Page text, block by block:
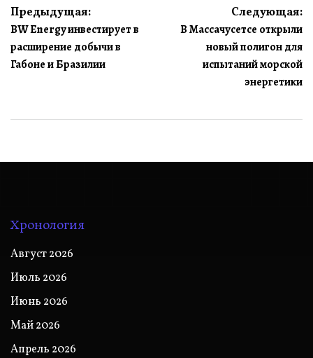
Навигация
по
записям
Предыдущая:
BW Energy инвестирует в
расширение добычи в
Габоне и Бразилии
Следующая:
В Массачусетсе открыли
новый полигон для
испытаний морской
энергетики
Хронология
Август 2026
Июль 2026
Июнь 2026
Май 2026
Апрель 2026